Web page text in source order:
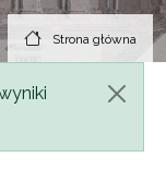
Strona główna